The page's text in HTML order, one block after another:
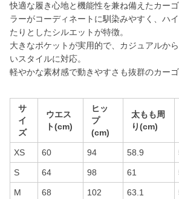
快適な履き心地と機能性を兼ね備えたカー
ラーがコーディネートに馴染みやすく、ハ
たりとしたシルエットが特徴。
大きなポケットが実用的で、カジュアルか
いスタイルに対応。
軽やかな素材感で動きやすさも抜群のカーゴ
サ
イ
ズ
ウエス
ト(cm)
ヒッ
プ
(cm)
太もも周
り(cm)
XS 60 94 58.9
S 64 98 61
M 68 102 63.1